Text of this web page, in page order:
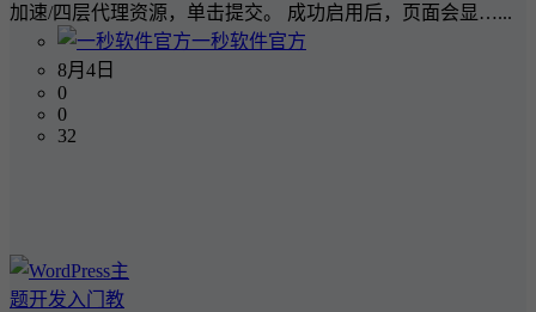
加速/四层代理资源，单击提交。 成功启用后，页面会显…...
一秒软件官方
8月4日
0
0
32